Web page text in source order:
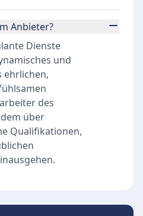
Anbieter?
Dienste
und
ehrlichen,
des
über
Qualifikationen,